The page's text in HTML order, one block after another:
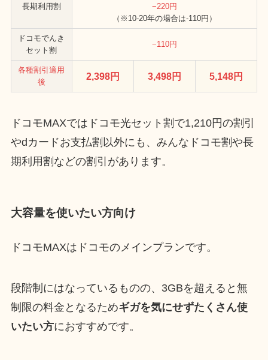
長期利用割
−220円
（※10-20年の場合は-110円）
ドコモでんき
セット割
−110円
各種割引適用
後
2,398円 3,498円 5,148円
ドコモMAXではドコモ光セット割で1,210円の割引
やdカードお支払割以外にも、みんなドコモ割や長
期利用割などの割引があります。
大容量を使いたい方向け
ドコモMAXはドコモのメインプランです。
段階制にはなっているものの、3GBを超えると無
制限の料金となるためギガを気にせずたくさん使
いたい方におすすめです。